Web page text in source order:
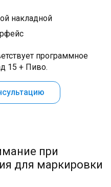
накладной
программное
15 + Пиво.
при
для маркировки